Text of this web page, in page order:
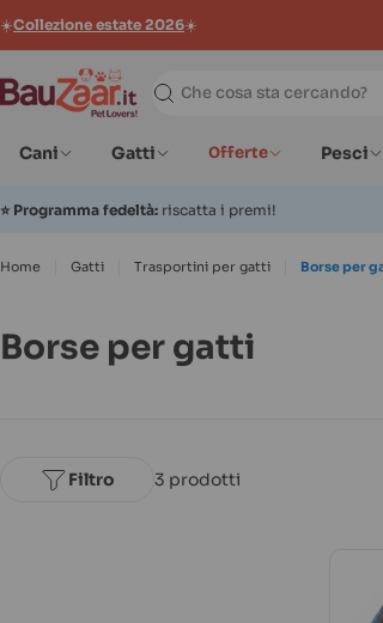
☀️Collezione estate 2026☀️
Ricerca
Cani Gatti Offerte Pesci
⭐ Programma fedeltà: riscatta i premi!
Home Gatti Trasportini per gatti Borse per
Borse per gatti
3 prodotti
Filtro